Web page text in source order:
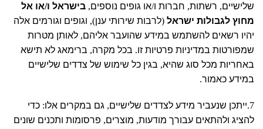
שלישיים, רשתות, חברות ו/או גופים נוספים, בישראל ו/או אל
מחוץ לגבולות ישראל (לרבות שירותי ענן), וגופים וגורמים אלה
יהיו רשאים להשתמש במידע שהועבר אליהם, לאותן מטרות
שמפורטות במדיניות פרטיות זו. בכל מקרה, ברימאג לא תישא
באחריות מכל סוג שהיא, בגין כל שימוש של צדדים שלישיים
במידע כאמור.
7. ייתכן שנעביר מידע לצדדים שלישיים, גם במקרים אלו: כדי
להציג ולהתאים עבורך מודעות, מוצרים, פרסומות ותכנים שונים